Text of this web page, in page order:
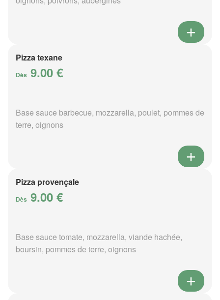
Pizza texane
Dès 9.00 €
Base sauce barbecue, mozzarella, poulet, pommes de
terre, oignons
Pizza provençale
Dès 9.00 €
Base sauce tomate, mozzarella, viande hachée,
boursin, pommes de terre, oignons